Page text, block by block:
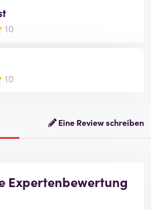
10
10
Eine Review schreiben
Expertenbewertung